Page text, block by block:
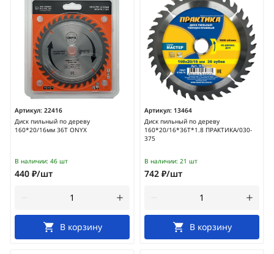
Артикул: 22416
Диск пильный по дереву
160*20/16мм 36T ONYX
В наличии: 46 шт
440 ₽/шт
В корзину
Артикул: 13464
Диск пильный по дереву
160*20/16*36Т*1.8 ПРАКТИКА/030-
375
В наличии: 21 шт
742 ₽/шт
В корзину